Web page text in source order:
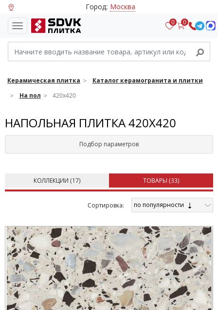
Город: Москва
0 0
Керамическая плитка
Каталог керамогранита и плитки
На пол
420х420
НАПОЛЬНАЯ ПЛИТКА 420Х420
Подбор параметров
КОЛЛЕКЦИИ (17) ТОВАРЫ (33)
Cортировка: по популярности